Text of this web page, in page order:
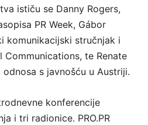
ističu se Danny Rogers,
PR Week, Gábor
komunikacijski stručnjak i
te Renate
s javnošću u Austriji.
konferencije
i tri radionice. PRO.PR